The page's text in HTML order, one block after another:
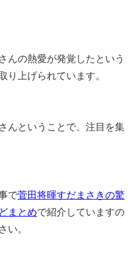
んの熱愛が発覚したという
り上げられています。
んということで、注目を集
で菅田将暉すだまさきの驚
まとめで紹介していますの
い。